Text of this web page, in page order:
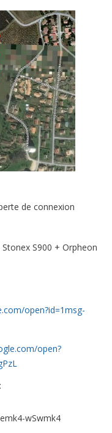
de connexion
S900 + Orpheon
open?id=1msg-
open?
wSwmk4